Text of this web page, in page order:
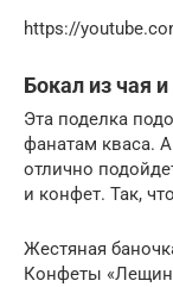
https://
Бокал из чая
Эта поделка
фанатам кваса.
отлично
и конфет. Так,
Жестяная
Конфеты